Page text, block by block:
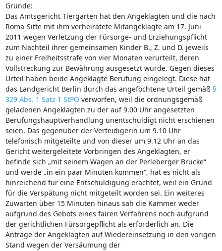
Gründe:
Das Amtsgericht Tiergarten hat den Angeklagten und die nach
Roma-Sitte mit ihm verheiratete Mitangeklagte am 17. Juni
2011 wegen Verletzung der Fürsorge- und Erziehungspflicht
zum Nachteil ihrer gemeinsamen Kinder B., Z. und D. jeweils
zu einer Freiheitsstrafe von vier Monaten verurteilt, deren
Vollstreckung zur Bewährung ausgesetzt wurde. Gegen dieses
Urteil haben beide Angeklagte Berufung eingelegt. Diese hat
das Landgericht Berlin durch das angefochtene Urteil gemäß §
329 Abs. 1 Satz 1 StPO verworfen, weil die ordnungsgemäß
geladenen Angeklagten zu der auf 9.00 Uhr angesetzten
Berufungshauptverhandlung unentschuldigt nicht erschienen
seien. Das gegenüber der Verteidigerin um 9.10 Uhr
telefonisch mitgeteilte und von dieser um 9.12 Uhr an das
Gericht weitergeleitete Vorbringen des Angeklagten, er
befinde sich „mit seinem Wagen an der Perleberger Brücke“
und werde „in ein paar Minuten kommen“, hat es nicht als
hinreichend für eine Entschuldigung erachtet, weil ein Grund
für die Verspätung nicht mitgeteilt worden sei. Ein weiteres
Zuwarten über 15 Minuten hinaus sah die Kammer weder
aufgrund des Gebots eines fairen Verfahrens noch aufgrund
der gerichtlichen Fürsorgepflicht als erforderlich an. Die
Anträge der Angeklagten auf Wiedereinsetzung in den vorigen
Stand wegen der Versäumung der